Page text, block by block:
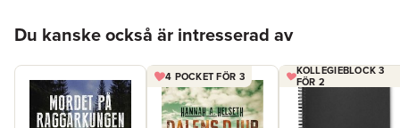
Du kanske också är intresserad av
4 POCKET FÖR 3
KOLLEGIEBLOCK 3
FÖR 2